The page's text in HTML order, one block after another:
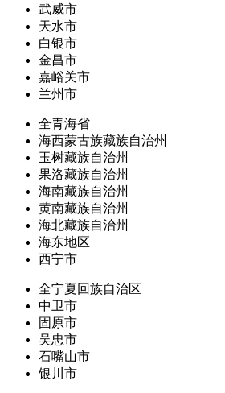
武威市
天水市
白银市
金昌市
嘉峪关市
兰州市
全青海省
海西蒙古族藏族自治州
玉树藏族自治州
果洛藏族自治州
海南藏族自治州
黄南藏族自治州
海北藏族自治州
海东地区
西宁市
全宁夏回族自治区
中卫市
固原市
吴忠市
石嘴山市
银川市